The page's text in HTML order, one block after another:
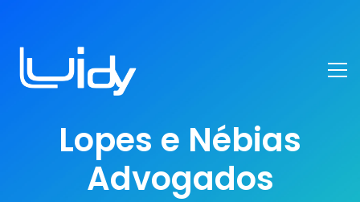
Lopes e Nébias
Advogados